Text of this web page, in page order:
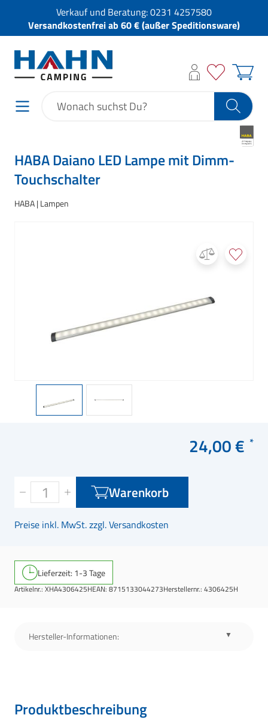
Verkauf und Beratung:0231 4257580
Versandkostenfrei ab 60 € (außer Speditionsware)
HABA Daiano LED Lampe mit Dimm-
Touchschalter
HABA Lampen
24,00 €
Warenkorb
Preise inkl. MwSt. zzgl. Versandkosten
Lieferzeit: 1-3 Tage
Artikelnr.: XHA4306425HEAN: 8715133044273Herstellernr.: 4306425H
Hersteller-Informationen:
Produktbeschreibung